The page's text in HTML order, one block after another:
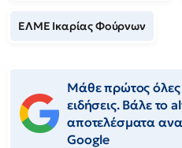
ΕΛΜΕ Ικαρίας Φούρνων
Μάθε πρώτος όλες
ειδήσεις. Βάλε το
αποτελέσματα
Google